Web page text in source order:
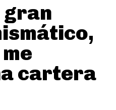
cartera